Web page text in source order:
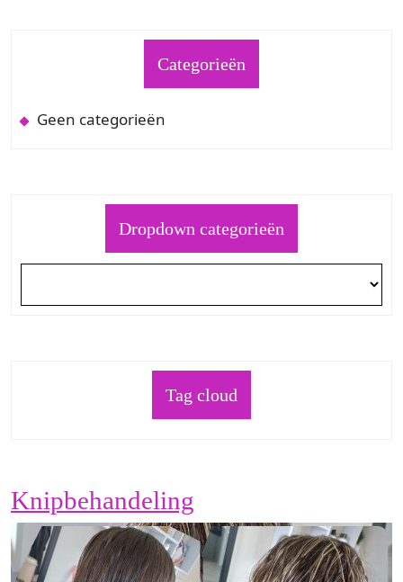
Categorieën
Geen categorieën
Dropdown categorieën
Tag cloud
Knipbehandeling